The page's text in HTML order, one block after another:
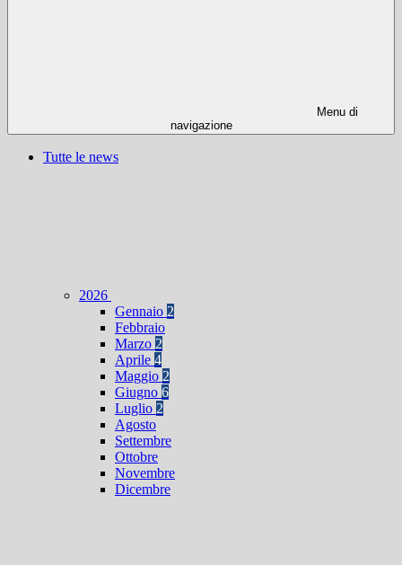
Menu di
navigazione
Tutte le news
2026
Gennaio 2
Febbraio
Marzo 2
Aprile 4
Maggio 2
Giugno 6
Luglio 2
Agosto
Settembre
Ottobre
Novembre
Dicembre